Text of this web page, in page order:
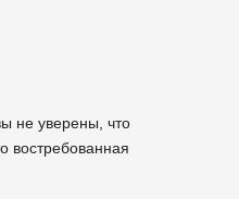
не уверены, что
востребованная